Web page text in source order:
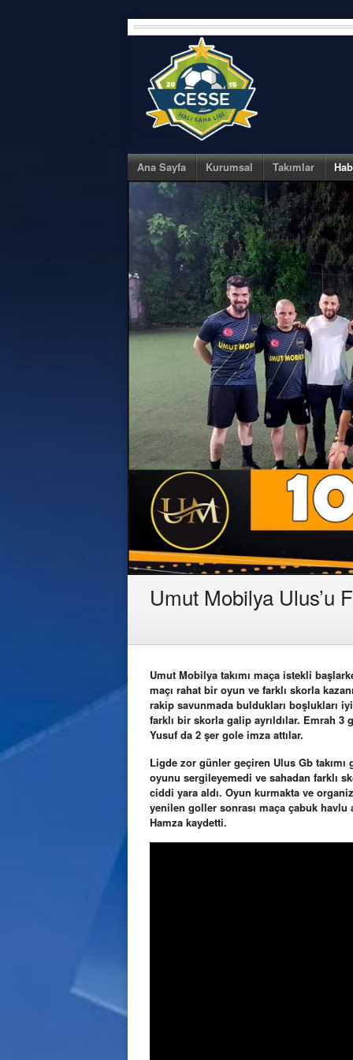
Skip
to
Ana Sayfa Kurumsal Takımlar
Umut Mobilya Ulus’u
Umut Mobilya takımı maça istekli
maçı rahat bir oyun ve farklı skorla
rakip savunmada buldukları boşlukları
farklı bir skorla galip ayrıldılar. Emrah
Yusuf da 2 şer gole imza attılar.
Ligde zor günler geçiren Ulus Gb
oyunu sergileyemedi ve sahadan farklı
ciddi yara aldı. Oyun kurmakta ve
yenilen goller sonrası maça çabuk havlu
Hamza kaydetti.